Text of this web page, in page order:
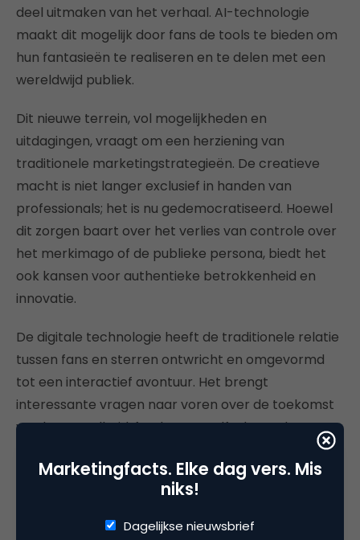
deel uitmaken van het verhaal. AI-technologie
maakt dit mogelijk door fans de tools te bieden om
hun fantasieën te realiseren en te delen met een
wereldwijd publiek.
Dit nieuwe terrein, vol mogelijkheden en
uitdagingen, vraagt om een herziening van
traditionele marketingstrategieën. De creatieve
macht is niet langer exclusief in handen van
professionals; het is nu gedemocratiseerd. Hoewel
dit zorgen baart over het verlies van controle over
het merkimago of de publieke persona, biedt het
ook kansen voor authentieke betrokkenheid en
innovatie.
De digitale technologie heeft de traditionele relatie
tussen fans en sterren ontwricht en omgevormd
tot een interactief avontuur. Het brengt
interessante vragen naar voren over de toekomst
van beroemdheid, fandom en zelfs de aard van
creatieve expressie. Wat duidelijk is in dit digitale
tijdperk, is dat de relatie tussen fans, merken en
beroemdheden rijker en complexer is dan ooit
tevoren. Het is geen monoloog meer, maar een
Marketingfacts. Elke dag vers. Mis
niks!
Dagelijkse nieuwsbrief